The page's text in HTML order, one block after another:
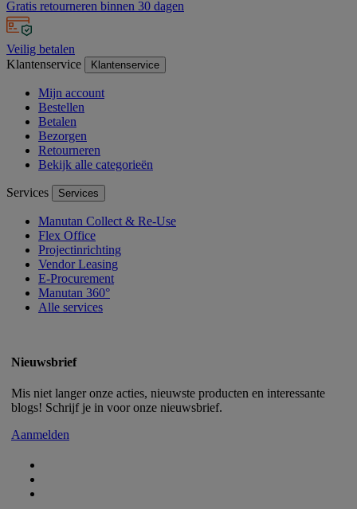
Gratis retourneren binnen 30 dagen
Veilig betalen
Klantenservice
Klantenservice
Mijn account
Bestellen
Betalen
Bezorgen
Retourneren
Bekijk alle categorieën
Services Services
Manutan Collect & Re-Use
Flex Office
Projectinrichting
Vendor Leasing
E-Procurement
Manutan 360°
Alle services
Nieuwsbrief
Mis niet langer onze acties, nieuwste producten en interessante
blogs! Schrijf je in voor onze nieuwsbrief.
Aanmelden